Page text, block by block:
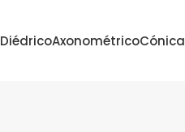
DiédricoAxonométricoCónica